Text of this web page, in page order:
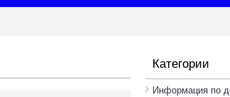
Категории
Информация по